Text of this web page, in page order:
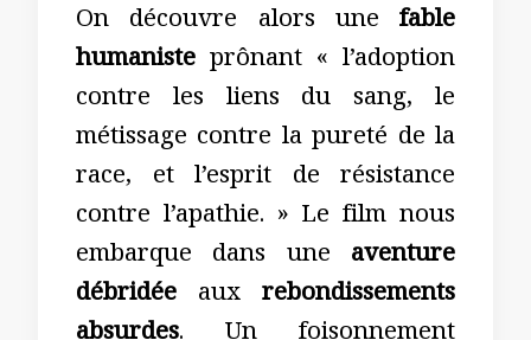
On découvre alors une fable
humaniste prônant « l’adoption
contre les liens du sang, le
métissage contre la pureté de la
race, et l’esprit de résistance
contre l’apathie. » Le film nous
embarque dans une aventure
débridée aux rebondissements